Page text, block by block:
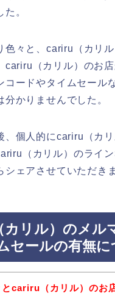
。
色々と、cariru（カリ
cariru（カリル）のお
コードやタイムセール
分かりませんでした。
、個人的にcariru（カ
（カリル）のライ
シェアさせていただき
リル）のメル
セールの有無に
とcariru（カリル）のお